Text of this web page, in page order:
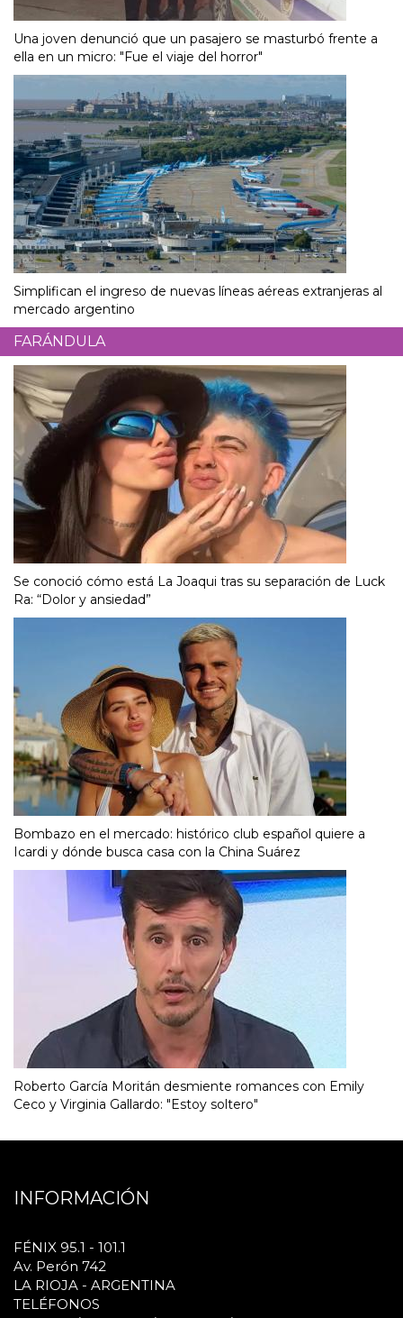
Una joven denunció que un pasajero se masturbó frente a
ella en un micro: "Fue el viaje del horror"
Simplifican el ingreso de nuevas líneas aéreas extranjeras al
mercado argentino
FARÁNDULA
Se conoció cómo está La Joaqui tras su separación de Luck
Ra: “Dolor y ansiedad”
Bombazo en el mercado: histórico club español quiere a
Icardi y dónde busca casa con la China Suárez
Roberto García Moritán desmiente romances con Emily
Ceco y Virginia Gallardo: "Estoy soltero"
INFORMACIÓN
FÉNIX 95.1 - 101.1
Av. Perón 742
LA RIOJA - ARGENTINA
TELÉFONOS